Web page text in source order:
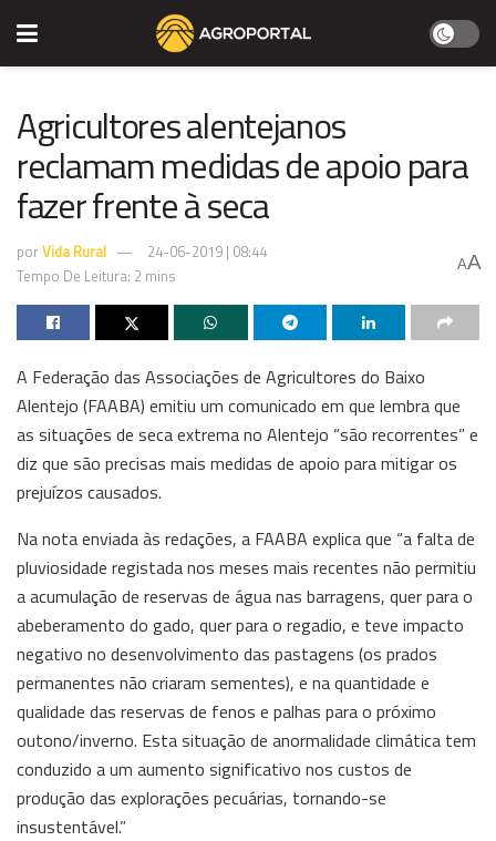
Agricultores alentejanos
reclamam medidas de apoio para
fazer frente à seca
porVida Rural
24-06-2019 | 08:44
Tempo De Leitura: 2 mins
AA
A Federação das Associações de Agricultores do Baixo
Alentejo (FAABA) emitiu um comunicado em que lembra que
as situações de seca extrema no Alentejo “são recorrentes” e
diz que são precisas mais medidas de apoio para mitigar os
prejuízos causados.
Na nota enviada às redações, a FAABA explica que “a falta de
pluviosidade registada nos meses mais recentes não permitiu
a acumulação de reservas de água nas barragens, quer para o
abeberamento do gado, quer para o regadio, e teve impacto
negativo no desenvolvimento das pastagens (os prados
permanentes não criaram sementes), e na quantidade e
qualidade das reservas de fenos e palhas para o próximo
outono/inverno. Esta situação de anormalidade climática tem
conduzido a um aumento significativo nos custos de
produção das explorações pecuárias, tornando-se
insustentável.”